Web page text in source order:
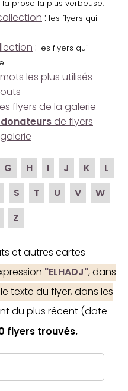
la prose la plus verbeuse.
: les flyers qui
: les flyers qui
les plus utilisés
flyers de la galerie
de flyers
G H I J K
L
S T U V
W
Z
et autres cartes
"ELHADJ", dans
texte du flyer, dans les
du plus récent (date
flyers trouvés.